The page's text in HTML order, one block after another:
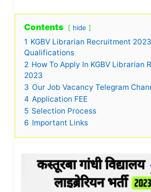
Contents hide
1 KGBV Librarian Recruitment 2023
Qualifications
2 How To Apply In KGBV Librarian
2023
3 Our Job Vacancy Telegram
4 Application FEE
5 Selection Process
6 Important Links